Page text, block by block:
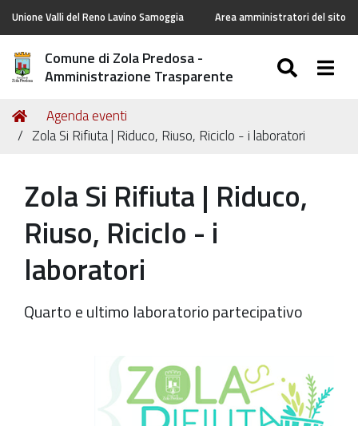
Unione Valli del Reno Lavino Samoggia Area amministratori del sito
Comune di Zola Predosa -
Amministrazione Trasparente
Tu
sei
Home
Agenda eventi
Zola Si Rifiuta | Riduco, Riuso, Riciclo - i laboratori
Zola Si Rifiuta | Riduco,
Riuso, Riciclo - i
laboratori
Quarto e ultimo laboratorio partecipativo
https://old.comune.zolapredosa.bo.it/events/